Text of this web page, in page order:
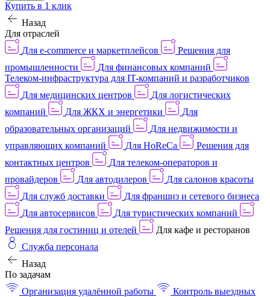
Купить в 1 клик
Назад
Для отраслей
Для e-commerce и маркетплейсов
Решения для
промышленности
Для финансовых компаний
Телеком-инфраструктура для IT-компаний и разработчиков
Для медицинских центров
Для логистических
компаний
Для ЖКХ и энергетики
Для
образовательных организаций
Для недвижимости и
управляющих компаний
Для HoReCa
Решения для
контактных центров
Для телеком-операторов и
провайдеров
Для автодилеров
Для салонов красоты
Для служб доставки
Для франшиз и сетевого бизнеса
Для автосервисов
Для туристических компаний
Решения для гостиниц и отелей
Для кафе и ресторанов
Служба персонала
Назад
По задачам
Организация удалённой работы
Контроль выездных